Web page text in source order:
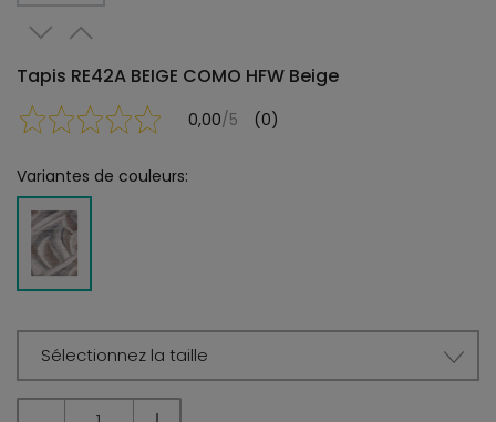
Tapis RE42A BEIGE COMO HFW Beige
0,00/5 (0)
Variantes de couleurs:
Sélectionnez la taille